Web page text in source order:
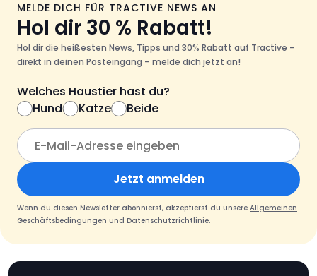
MELDE DICH FÜR TRACTIVE NEWS AN
Hol dir 30 % Rabatt!
Hol dir die heißesten News, Tipps und 30% Rabatt auf Tractive –
direkt in deinen Posteingang – melde dich jetzt an!
Welches Haustier hast du?
Hund
Katze Beide
Jetzt anmelden
Wenn du diesen Newsletter abonnierst, akzeptierst du unsere Allgemeinen
Geschäftsbedingungen und Datenschutzrichtlinie.